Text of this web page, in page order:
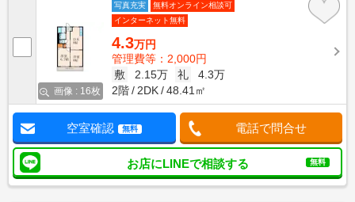
画像 : 16枚
写真充実
無料オンライン相談可
インターネット無料
4.3万円
管理費等：2,000円
敷
2.15万 礼
4.3万
2階
2DK 48.41㎡
空室確認 無料 電話で問合せ
お店にLINEで相談する 無料